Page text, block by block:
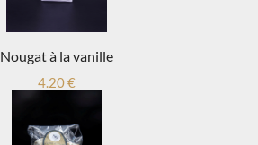
Nougat à la vanille
4.20 €